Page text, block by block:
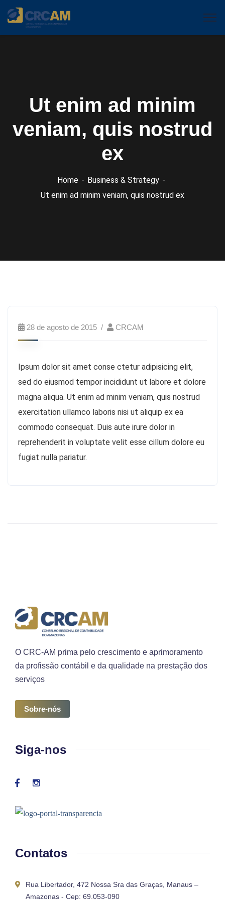
Ut enim ad minim
veniam, quis nostrud
ex
Home
Business & Strategy
Ut enim ad minim veniam, quis nostrud ex
28 de agosto de 2015 CRCAM
Ipsum dolor sit amet conse ctetur adipisicing elit,
sed do eiusmod tempor incididunt ut labore et dolore
magna aliqua. Ut enim ad minim veniam, quis nostrud
exercitation ullamco laboris nisi ut aliquip ex ea
commodo consequat. Duis aute irure dolor in
reprehenderit in voluptate velit esse cillum dolore eu
fugiat nulla pariatur.
O CRC-AM prima pelo crescimento e aprimoramento
da profissão contábil e da qualidade na prestação dos
serviços
Sobre-nós
Siga-nos
Contatos
Rua Libertador, 472 Nossa Sra das Graças, Manaus –
Amazonas - Cep: 69.053-090